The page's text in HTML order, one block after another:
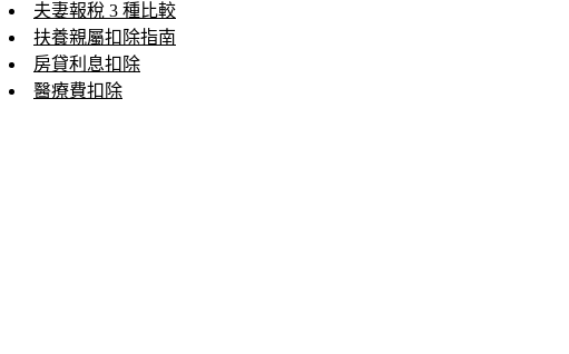
夫妻報稅 3 種比較
扶養親屬扣除指南
房貸利息扣除
醫療費扣除